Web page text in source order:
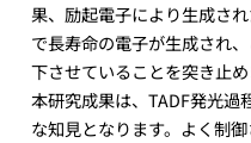
果、励起電子により生成さ
で長寿命の電子が生成され
下させていることを突き止め
本研究成果は、TADF発光過
な知見となります。よく制